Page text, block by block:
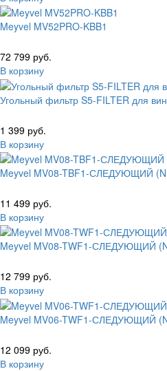
Meyvel MV52PRO-KBB1
72 799 руб.
В корзину
Угольный фильтр S5-FILTER для
1 399 руб.
В корзину
Meyvel MV08-TBF1-СЛЕДУЮЩИЙ
11 499 руб.
В корзину
Meyvel MV08-TWF1-СЛЕДУЮЩИЙ
12 799 руб.
В корзину
Meyvel MV06-TWF1-СЛЕДУЮЩИЙ
12 099 руб.
В корзину